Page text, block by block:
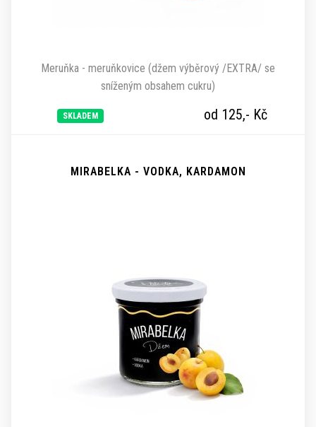
Meruňka - meruňkovice (džem výběrový /EXTRA/ se
sníženým obsahem cukru)
SKLADEM od 125,- Kč
MIRABELKA - VODKA, KARDAMON